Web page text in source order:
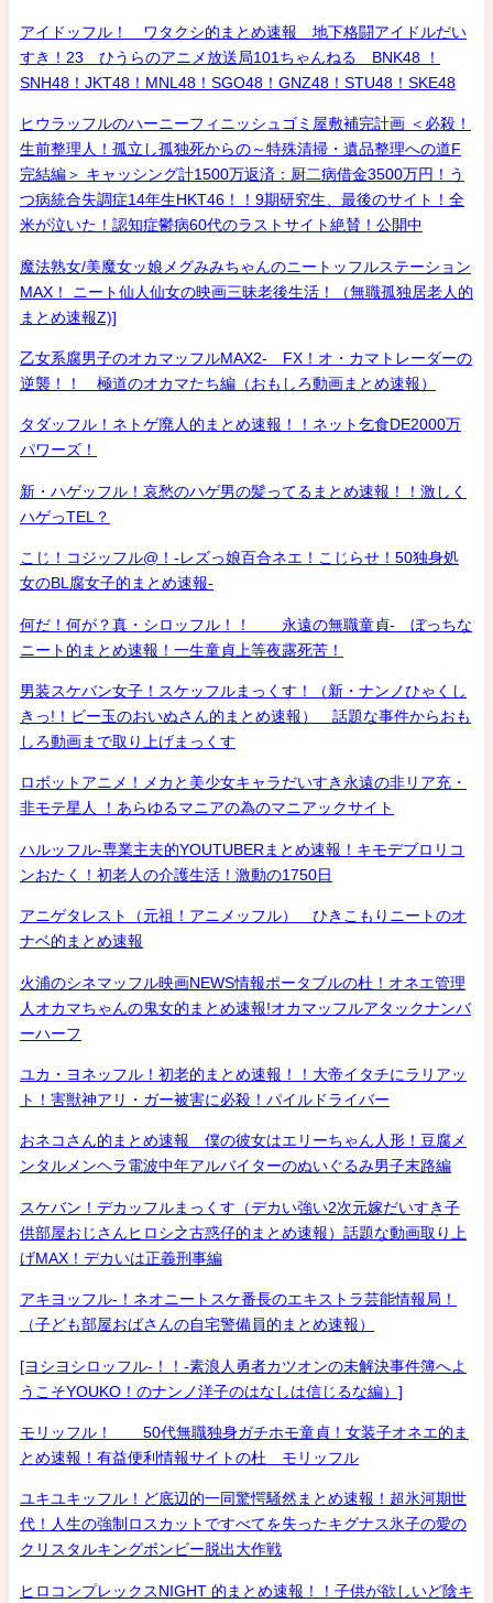
アイドッフル！ ワタクシ的まとめ速報 地下格闘アイドルだい
すき！23 ひうらのアニメ放送局101ちゃんねる BNK48 ！
SNH48！JKT48！MNL48！SGO48！GNZ48！STU48！SKE48
ヒウラッフルのハーニーフィニッシュゴミ屋敷補完計画 ＜必殺！
生前整理人！孤立し孤独死からの～特殊清掃・遺品整理への道F
完結編＞ キャッシング計1500万返済：厨二病借金3500万円！う
つ病統合失調症14年生HKT46！！9期研究生、最後のサイト！全
米が泣いた！認知症鬱病60代のラストサイト絶賛！公開中
魔法熟女/美魔女ッ娘メグみみちゃんのニートッフルステーション
MAX！ ニート仙人仙女の映画三昧老後生活！（無職孤独居老人的
まとめ速報Z)]
乙女系腐男子のオカマッフルMAX2- FX！オ・カマトレーダーの
逆襲！！ 極道のオカマたち編（おもしろ動画まとめ速報）
タダッフル！ネトゲ廃人的まとめ速報！！ネット乞食DE2000万
パワーズ！
新・ハゲッフル！哀愁のハゲ男の髪ってるまとめ速報！！激しく
ハゲっTEL？
こじ！コジッフル@！-レズっ娘百合ネエ！こじらせ！50独身処
女のBL腐女子的まとめ速報-
何だ！何が？真・シロッフル！！ 永遠の無職童貞- ぼっちな
ニート的まとめ速報！一生童貞上等夜露死苦！
男装スケバン女子！スケッフルまっくす！（新・ナンノひゃくし
きっ!！ビー玉のおいぬさん的まとめ速報） 話題な事件からおも
しろ動画まで取り上げまっくす
ロボットアニメ！メカと美少女キャラだいすき永遠の非リア充・
非モテ星人 ！あらゆるマニアの為のマニアックサイト
ハルッフル-専業主夫的YOUTUBERまとめ速報！キモデブロリコ
ンおたく！初老人の介護生活！激動の1750日
アニゲタレスト（元祖！アニメッフル） ひきこもりニートのオ
ナベ的まとめ速報
火浦のシネマッフル映画NEWS情報ポータブルの杜！オネエ管理
人オカマちゃんの鬼女的まとめ速報!オカマッフルアタックナンバ
ーハーフ
ユカ・ヨネッフル！初老的まとめ速報！！大帝イタチにラリアッ
ト！害獣神アリ・ガー被害に必殺！パイルドライバー
おネコさん的まとめ速報 僕の彼女はエリーちゃん人形！豆腐メ
ンタルメンヘラ電波中年アルバイターのぬいぐるみ男子末路編
スケバン！デカッフルまっくす（デカい強い2次元嫁だいすき子
供部屋おじさんヒロシ之古惑仔的まとめ速報）話題な動画取り上
げMAX！デカいは正義刑事編
アキヨッフル-！ネオニートスケ番長のエキストラ芸能情報局！
（子ども部屋おばさんの自宅警備員的まとめ速報）
[ヨシヨシロッフル-！！-素浪人勇者カツオンの未解決事件簿へよ
うこそYOUKO！のナンノ洋子のはなしは信じるな編）]
モリッフル！ 50代無職独身ガチホモ童貞！女装子オネエ的ま
とめ速報！有益便利情報サイトの杜 モリッフル
ユキユキッフル！ど底辺的一同驚愕騒然まとめ速報！超氷河期世
代！人生の強制ロスカットですべてを失ったキグナス氷子の愛の
クリスタルキングボンビー脱出大作戦
ヒロコンプレックスNIGHT 的まとめ速報！！子供が欲しいど陰キ